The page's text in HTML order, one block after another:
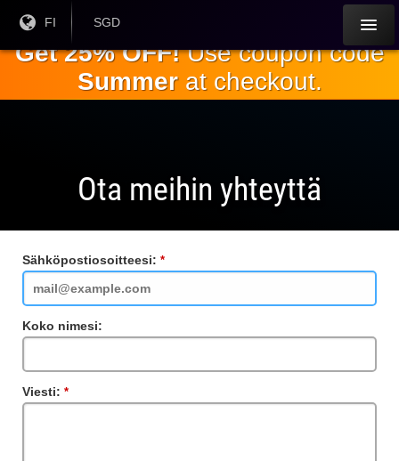
Nykyinen
FI
Nykyinen
SGD
Get 25% OFF!Use coupon code
Summerat checkout.
Ota meihin yhteyttä
Sähköpostiosoitteesi:
kenttä
Koko nimesi:
Viesti:
kenttä